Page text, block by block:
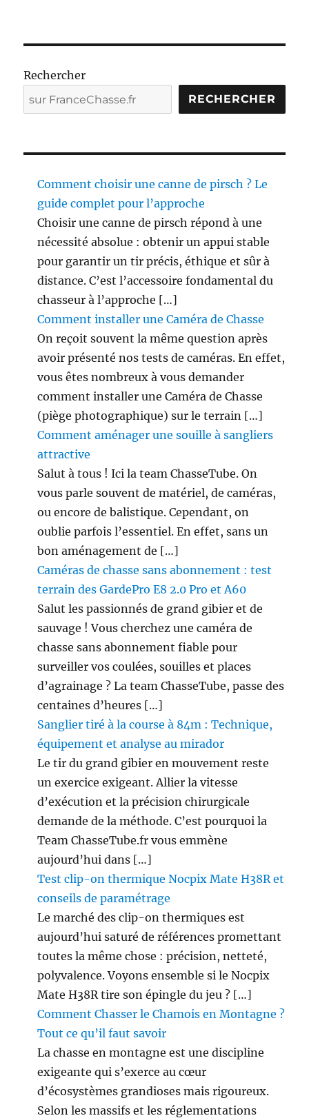
u
n
t
d
t
i
(
v
i
e
o
)
Rechercher
RECHERCHER
Comment choisir une canne de pirsch ? Le
guide complet pour l’approche
Choisir une canne de pirsch répond à une
nécessité absolue : obtenir un appui stable
pour garantir un tir précis, éthique et sûr à
distance. C’est l’accessoire fondamental du
chasseur à l’approche […]
Comment installer une Caméra de Chasse
On reçoit souvent la même question après
avoir présenté nos tests de caméras. En effet,
vous êtes nombreux à vous demander
comment installer une Caméra de Chasse
(piège photographique) sur le terrain […]
Comment aménager une souille à sangliers
attractive
Salut à tous ! Ici la team ChasseTube. On
vous parle souvent de matériel, de caméras,
ou encore de balistique. Cependant, on
oublie parfois l’essentiel. En effet, sans un
bon aménagement de […]
Caméras de chasse sans abonnement : test
terrain des GardePro E8 2.0 Pro et A60
Salut les passionnés de grand gibier et de
sauvage ! Vous cherchez une caméra de
chasse sans abonnement fiable pour
surveiller vos coulées, souilles et places
d’agrainage ? La team ChasseTube, passe des
centaines d’heures […]
Sanglier tiré à la course à 84m : Technique,
équipement et analyse au mirador
Le tir du grand gibier en mouvement reste
un exercice exigeant. Allier la vitesse
d’exécution et la précision chirurgicale
demande de la méthode. C’est pourquoi la
Team ChasseTube.fr vous emmène
aujourd’hui dans […]
Test clip-on thermique Nocpix Mate H38R et
conseils de paramétrage
Le marché des clip-on thermiques est
aujourd’hui saturé de références promettant
toutes la même chose : précision, netteté,
polyvalence. Voyons ensemble si le Nocpix
Mate H38R tire son épingle du jeu ? […]
Comment Chasser le Chamois en Montagne ?
Tout ce qu’il faut savoir
La chasse en montagne est une discipline
exigeante qui s’exerce au cœur
d’écosystèmes grandioses mais rigoureux.
Selon les massifs et les réglementations